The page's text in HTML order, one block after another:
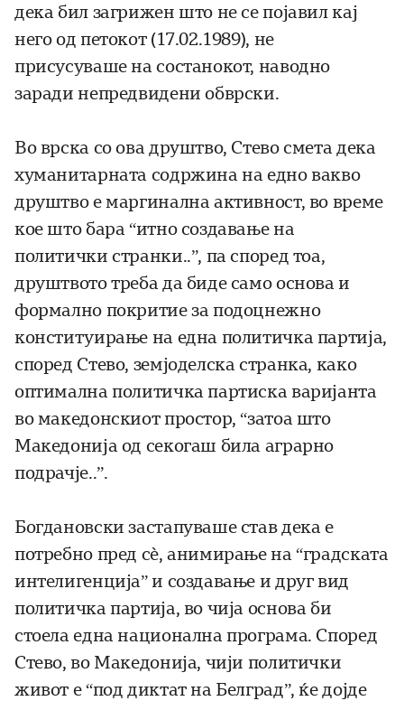
дека бил загрижен што не се појавил кај
него од петокот (17.02.1989), не
присусуваше на состанокот, наводно
заради непредвидени обврски.
Во врска со ова друштво, Стево смета дека
хуманитарната содржина на едно вакво
друштво е маргинална активност, во време
кое што бара “итно создавање на
политички странки..”, па според тоа,
друштвото треба да биде само основа и
формално покритие за подоцнежно
конституирање на една политичка партија,
според Стево, земјоделска странка, како
оптимална политичка партиска варијанта
во македонскиот простор, “затоа што
Македонија од секогаш била аграрно
подрачје..”.
Богдановски застапуваше став дека е
потребно пред сè, анимирање на “градската
интелигенција” и создавање и друг вид
политичка партија, во чија основа би
стоела една национална програма. Според
Стево, во Македонија, чији политички
живот е “под диктат на Белград”, ќе дојде